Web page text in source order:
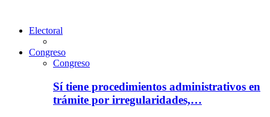
Electoral
Congreso
Congreso
Sí tiene procedimientos administrativos en
trámite por irregularidades,…